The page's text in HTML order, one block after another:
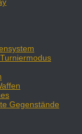
Gegenstände